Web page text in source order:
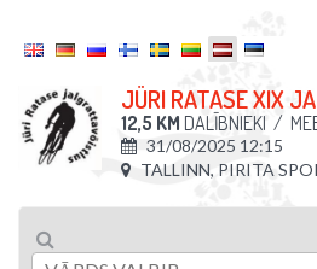
JÜRI RATASE XIX
12,5 KM DALĪBNIEKI /
31/08/2025 12:15
TALLINN, PIRITA